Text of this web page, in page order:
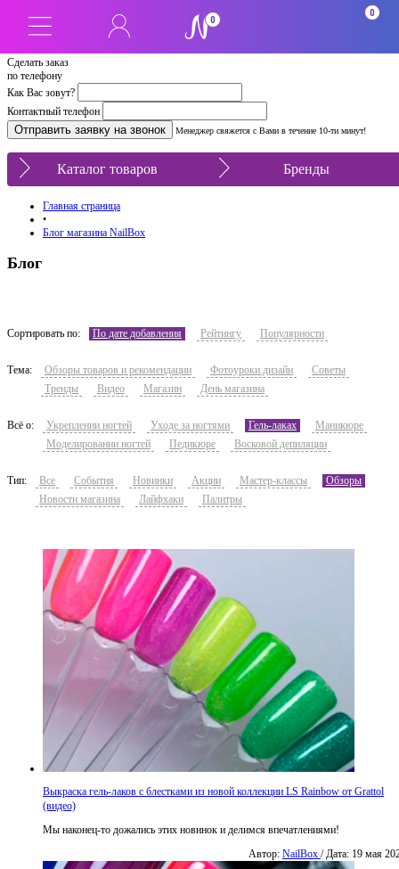
Сделать заказ
по телефону
Как Вас зовут?
Контактный телефон
Менеджер свяжется с Вами в течение 10-ти минут!
0
0
Каталог товаров Бренды
Главная страница
•
Блог магазина NailBox
Блог
Сортировать по: По дате добавления Рейтингу Популярности
Тема: Обзоры товаров и рекомендации Фотоуроки дизайн
Советы
Тренды
Видео Магазин День магазина
Всё о: Укреплении ногтей Уходе за ногтями Гель-лаках
Маникюре
Моделировании ногтей
Педикюре Восковой депиляции
Тип: Все События Новинки Акции Мастер-классы
Обзоры
Новости магазина
Лайфхаки Палитры
Выкраска гель-лаков с блестками из новой коллекции LS Rainbow от Grattol
(видео)
Мы наконец-то дожались этих новинок и делимся впечатлениями!
Автор: NailBox / Дата: 19 мая